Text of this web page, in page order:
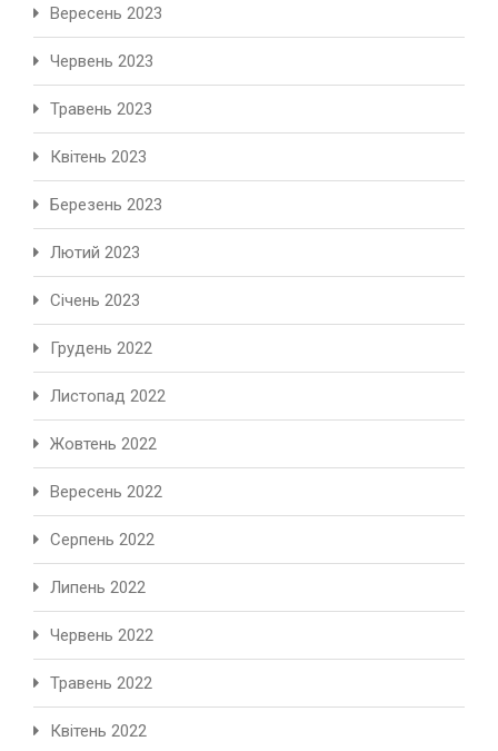
Вересень 2023
Червень 2023
Травень 2023
Квітень 2023
Березень 2023
Лютий 2023
Січень 2023
Грудень 2022
Листопад 2022
Жовтень 2022
Вересень 2022
Серпень 2022
Липень 2022
Червень 2022
Травень 2022
Квітень 2022